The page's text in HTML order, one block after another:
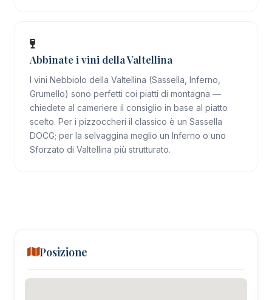
Abbinate i vini della Valtellina
I vini Nebbiolo della Valtellina (Sassella, Inferno,
Grumello) sono perfetti coi piatti di montagna —
chiedete al cameriere il consiglio in base al piatto
scelto. Per i pizzoccheri il classico è un Sassella
DOCG; per la selvaggina meglio un Inferno o uno
Sforzato di Valtellina più strutturato.
Posizione